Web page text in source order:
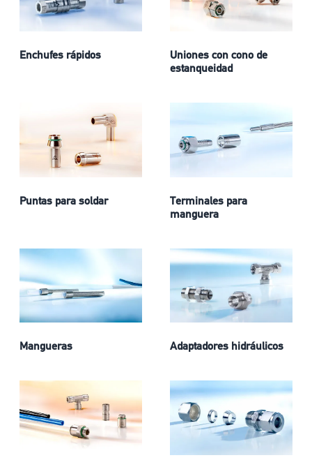
Enchufes rápidos
Uniones con cono de
estanqueidad
Puntas para soldar
Terminales para
manguera
Mangueras Adaptadores hidráulicos